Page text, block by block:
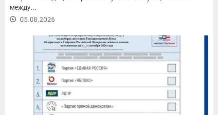
между...
05.08.2026